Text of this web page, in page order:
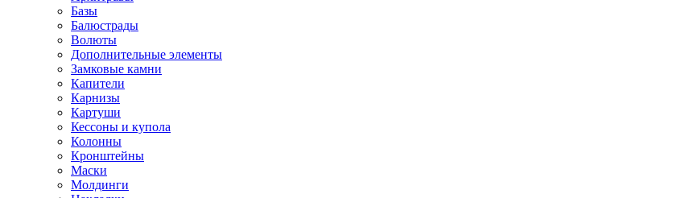
Базы
Балюстрады
Волюты
Дополнительные элементы
Замковые камни
Капители
Карнизы
Картуши
Кессоны и купола
Колонны
Кронштейны
Маски
Молдинги